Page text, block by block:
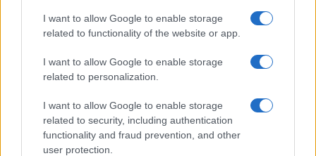
I want to allow Google to enable storage
related to functionality of the website or app.
I want to allow Google to enable storage
related to personalization.
I want to allow Google to enable storage
related to security, including authentication
functionality and fraud prevention, and other
user protection.
Scopri Rocca San Giovanni, il borgo abruzzese tra
mare e storia